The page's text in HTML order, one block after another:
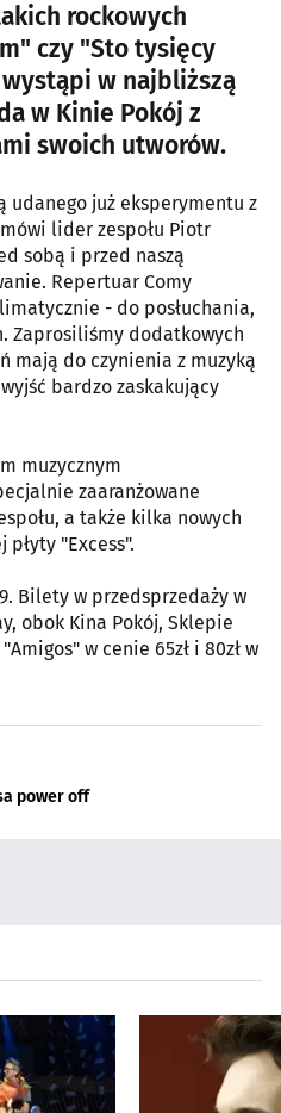
rockowych
czy "Sto tysięcy
w najbliższą
w Kinie Pokój z
swoich utworów.
udanego już eksperymentu z
lider zespołu Piotr
sobą i przed naszą
Repertuar Comy
- do posłuchania,
Zaprosiliśmy dodatkowych
mają do czynienia z muzyką
bardzo zaskakujący
muzycznym
zaaranżowane
a także kilka nowych
płyty "Excess".
Bilety w przedsprzedaży w
obok Kina Pokój, Sklepie
w cenie 65zł i 80zł w
power off